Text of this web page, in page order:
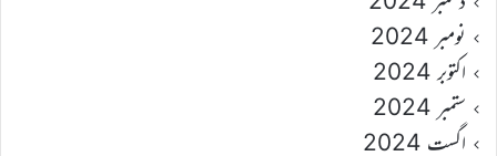
نومبر 2024
اکتوبر 2024
ستمبر 2024
اگست 2024